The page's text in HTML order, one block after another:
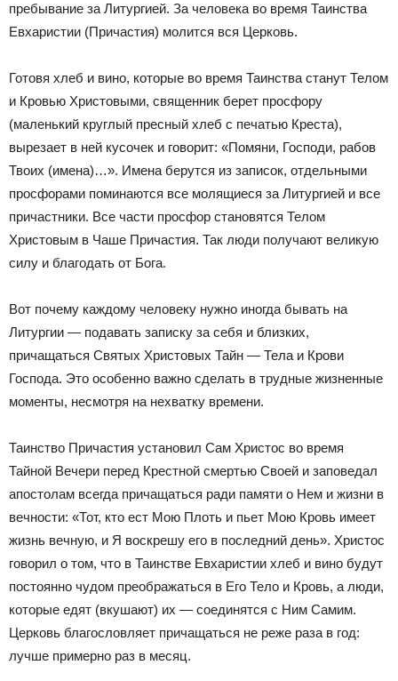
пребывание за Литургией. За человека во время Таинства
Евхаристии (Причастия) молится вся Церковь.
Готовя хлеб и вино, которые во время Таинства станут Телом
и Кровью Христовыми, священник берет просфору
(маленький круглый пресный хлеб с печатью Креста),
вырезает в ней кусочек и говорит: «Помяни, Господи, рабов
Твоих (имена)…». Имена берутся из записок, отдельными
просфорами поминаются все молящиеся за Литургией и все
причастники. Все части просфор становятся Телом
Христовым в Чаше Причастия. Так люди получают великую
силу и благодать от Бога.
Вот почему каждому человеку нужно иногда бывать на
Литургии — подавать записку за себя и близких,
причащаться Святых Христовых Тайн — Тела и Крови
Господа. Это особенно важно сделать в трудные жизненные
моменты, несмотря на нехватку времени.
Таинство Причастия установил Сам Христос во время
Тайной Вечери перед Крестной смертью Своей и заповедал
апостолам всегда причащаться ради памяти о Нем и жизни в
вечности: «Тот, кто ест Мою Плоть и пьет Мою Кровь имеет
жизнь вечную, и Я воскрешу его в последний день». Христос
говорил о том, что в Таинстве Евхаристии хлеб и вино будут
постоянно чудом преображаться в Его Тело и Кровь, а люди,
которые едят (вкушают) их — соединятся с Ним Самим.
Церковь благословляет причащаться не реже раза в год:
лучше примерно раз в месяц.